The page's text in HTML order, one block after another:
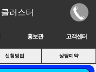
러스터
홍보관 고객센터
신청방법 상담예약